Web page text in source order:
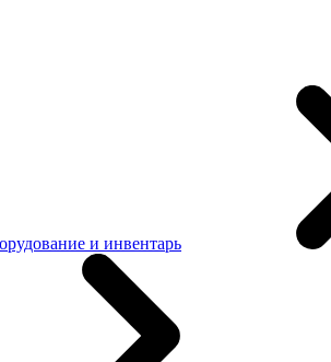
и инвентарь